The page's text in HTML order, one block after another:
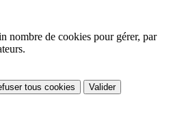
nombre de cookies pour gérer, par
tous cookies Valider